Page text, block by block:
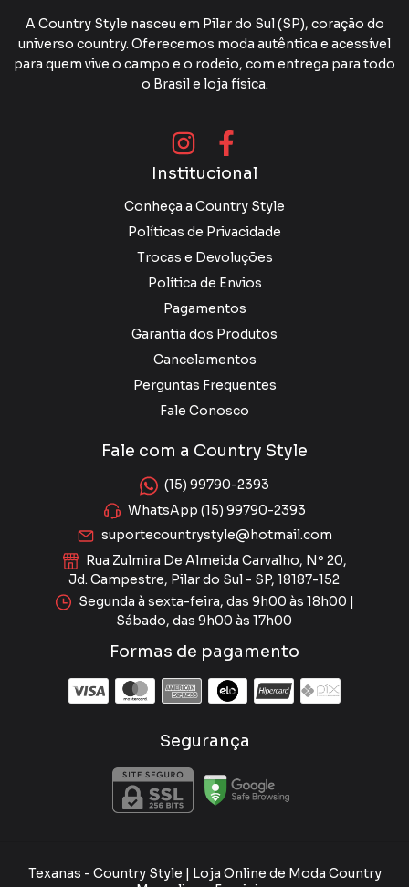
A Country Style nasceu em Pilar do Sul (SP), coração do
universo country. Oferecemos moda autêntica e acessível
para quem vive o campo e o rodeio, com entrega para todo
o Brasil e loja física.
Institucional
Conheça a Country Style
Políticas de Privacidade
Trocas e Devoluções
Política de Envios
Pagamentos
Garantia dos Produtos
Cancelamentos
Perguntas Frequentes
Fale Conosco
Fale com a Country Style
(15) 99790-2393
WhatsApp (15) 99790-2393
suportecountrystyle@hotmail.com
Rua Zulmira De Almeida Carvalho, Nº 20,
Jd. Campestre, Pilar do Sul - SP, 18187-152
Segunda à sexta-feira, das 9h00 às 18h00 |
Sábado, das 9h00 às 17h00
Formas de pagamento
Segurança
Texanas - Country Style | Loja Online de Moda Country